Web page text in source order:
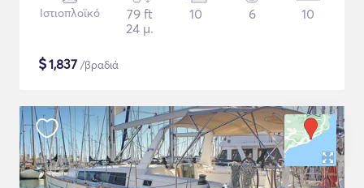
Ιστιοπλοϊκό
79 ft
24 μ.
10 6 10
$1,837 /βραδιά